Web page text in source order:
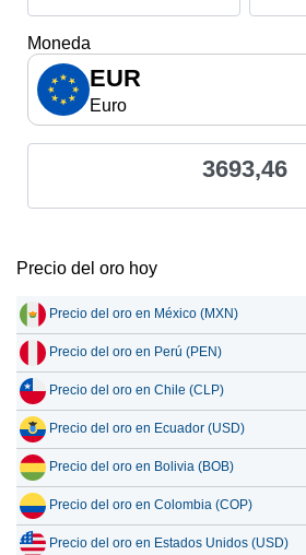
Moneda
EUR
Euro
3693,46
Precio del oro hoy
Precio del oro en México (MXN)
Precio del oro en Perú (PEN)
Precio del oro en Chile (CLP)
Precio del oro en Ecuador (USD)
Precio del oro en Bolivia (BOB)
Precio del oro en Colombia (COP)
Precio del oro en Estados Unidos (USD)